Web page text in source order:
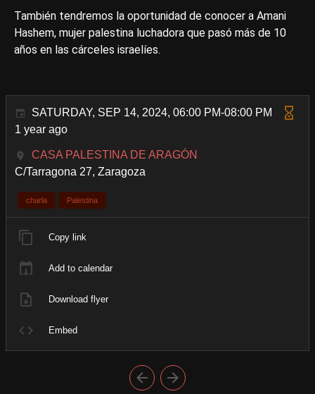
También tendremos la oportunidad de conocer a Amani
Hashem, mujer palestina luchadora que pasó más de 10
años en las cárceles israelíes.
SATURDAY, SEP 14, 2024, 06:00 PM-08:00 PM
1 year ago
CASA PALESTINA DE ARAGÓN
C/Tarragona 27, Zaragoza
charla Palestina
Copy link
Add to calendar
Download flyer
Embed